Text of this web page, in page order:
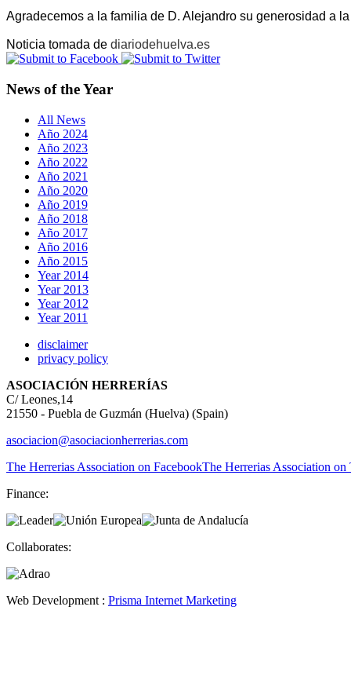
Agradecemos a la familia de D. Alejandro su generosidad a
Noticia tomada de diariodehuelva.es
News of the Year
All News
Año 2024
Año 2023
Año 2022
Año 2021
Año 2020
Año 2019
Año 2018
Año 2017
Año 2016
Año 2015
Year 2014
Year 2013
Year 2012
Year 2011
disclaimer
privacy policy
ASOCIACIÓN HERRERÍAS
C/ Leones,14
21550 - Puebla de Guzmán (Huelva) (Spain)
asociacion@asociacionherrerias.com
The Herrerias Association on FacebookThe Herrerias Association on
Finance:
Collaborates:
Web Development : Prisma Internet Marketing